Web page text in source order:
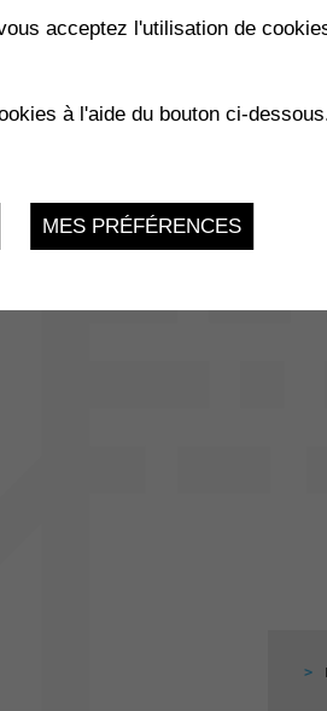
ET MYSTÈRE
Samedi 8 Octobre
acceptez l'utilisation de
à l'aide du bouton ci-
MES PRÉFÉRENCES